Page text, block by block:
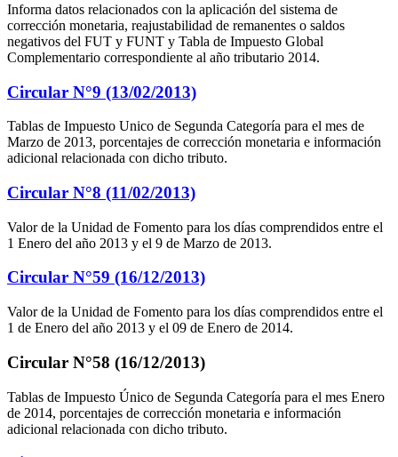
Informa datos relacionados con la aplicación del sistema de
corrección monetaria, reajustabilidad de remanentes o saldos
negativos del FUT y FUNT y Tabla de Impuesto Global
Complementario correspondiente al año tributario 2014.
Circular N°9 (13/02/2013)
Tablas de Impuesto Unico de Segunda Categoría para el mes de
Marzo de 2013, porcentajes de corrección monetaria e información
adicional relacionada con dicho tributo.
Circular N°8 (11/02/2013)
Valor de la Unidad de Fomento para los días comprendidos entre el
1 Enero del año 2013 y el 9 de Marzo de 2013.
Circular N°59 (16/12/2013)
Valor de la Unidad de Fomento para los días comprendidos entre el
1 de Enero del año 2013 y el 09 de Enero de 2014.
Circular N°58 (16/12/2013)
Tablas de Impuesto Único de Segunda Categoría para el mes Enero
de 2014, porcentajes de corrección monetaria e información
adicional relacionada con dicho tributo.